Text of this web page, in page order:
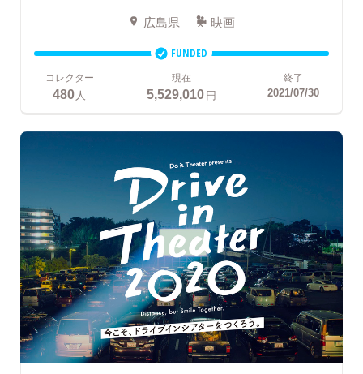
広島県 映画
FUNDED
コレクター
480 人
現在
5,529,010円
終了
2021/07/30